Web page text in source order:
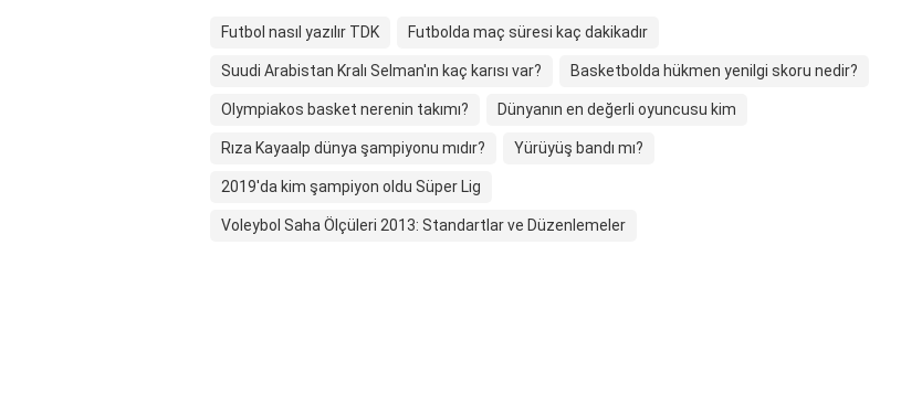
Futbol nasıl yazılır TDK Futbolda maç süresi kaç dakikadır
Suudi Arabistan Kralı Selman'ın kaç karısı var? Basketbolda hükmen yenilgi skoru nedir?
Olympiakos basket nerenin takımı? Dünyanın en değerli oyuncusu kim
Rıza Kayaalp dünya şampiyonu mıdır? Yürüyüş bandı mı?
2019'da kim şampiyon oldu Süper Lig
Voleybol Saha Ölçüleri 2013: Standartlar ve Düzenlemeler